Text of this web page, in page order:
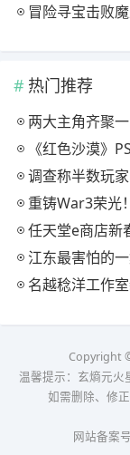
冒险寻宝击败
热门推荐
两大主角齐聚一
《红色沙漠》
调查称半数玩
重铸War3荣光！人
任天堂e商店新
江东最害怕的一集
名越稔洋工作
Copyright
温馨提示：玄熵元火
如需删除、修
网站备案号